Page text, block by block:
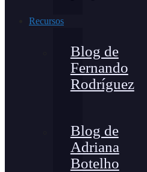
Recursos
Blog de
Fernando
Rodríguez
Blog de
Adriana
Botelho